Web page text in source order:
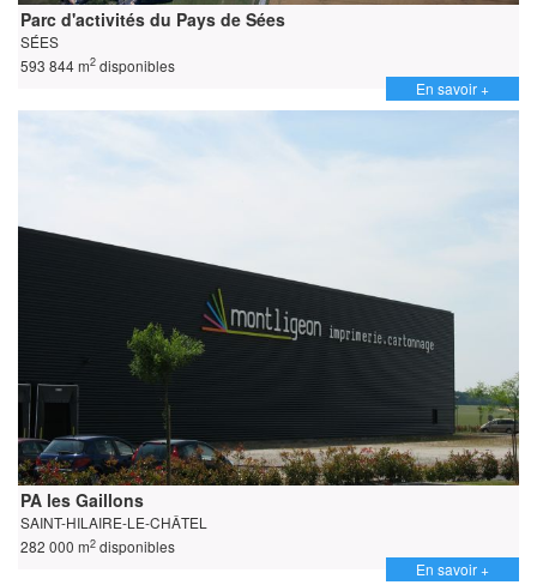
Parc d'activités du Pays de Sées
SÉES
593 844 m2 disponibles
En savoir +
PA les Gaillons
SAINT-HILAIRE-LE-CHÂTEL
282 000 m2 disponibles
En savoir +